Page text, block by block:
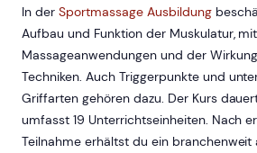
In der Sportmassage Ausbildung
Aufbau und Funktion der Muskulatur, mit
Massageanwendungen und der
Techniken. Auch Triggerpunkte und
Griffarten gehören dazu. Der Kurs
umfasst 19 Unterrichtseinheiten. Nach
Teilnahme erhältst du ein branchenweit